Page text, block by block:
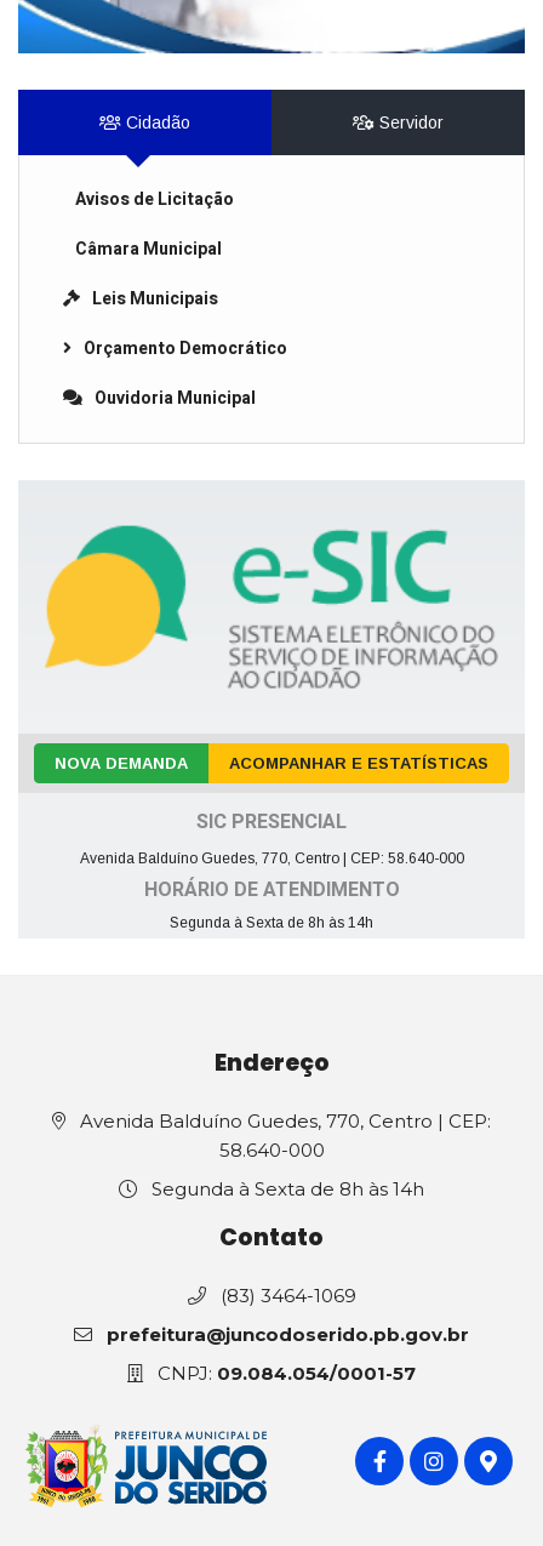
Cidadão Servidor
Avisos de Licitação
Câmara Municipal
Leis Municipais
Orçamento Democrático
Ouvidoria Municipal
NOVA DEMANDA ACOMPANHAR E ESTATÍSTICAS
SIC PRESENCIAL
Avenida Balduíno Guedes, 770, Centro | CEP: 58.640-000
HORÁRIO DE ATENDIMENTO
Segunda à Sexta de 8h às 14h
Endereço
Avenida Balduíno Guedes, 770, Centro | CEP:
58.640-000
Segunda à Sexta de 8h às 14h
Contato
(83) 3464-1069
prefeitura@juncodoserido.pb.gov.br
CNPJ: 09.084.054/0001-57